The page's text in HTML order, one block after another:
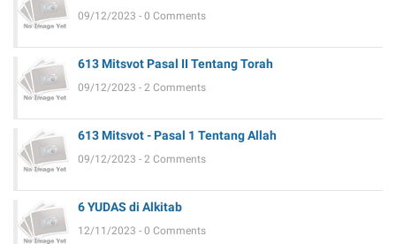
09/12/2023 - 0 Comments
613 Mitsvot Pasal II Tentang Torah
09/12/2023 - 2 Comments
613 Mitsvot - Pasal 1 Tentang Allah
09/12/2023 - 2 Comments
6 YUDAS di Alkitab
12/11/2023 - 0 Comments